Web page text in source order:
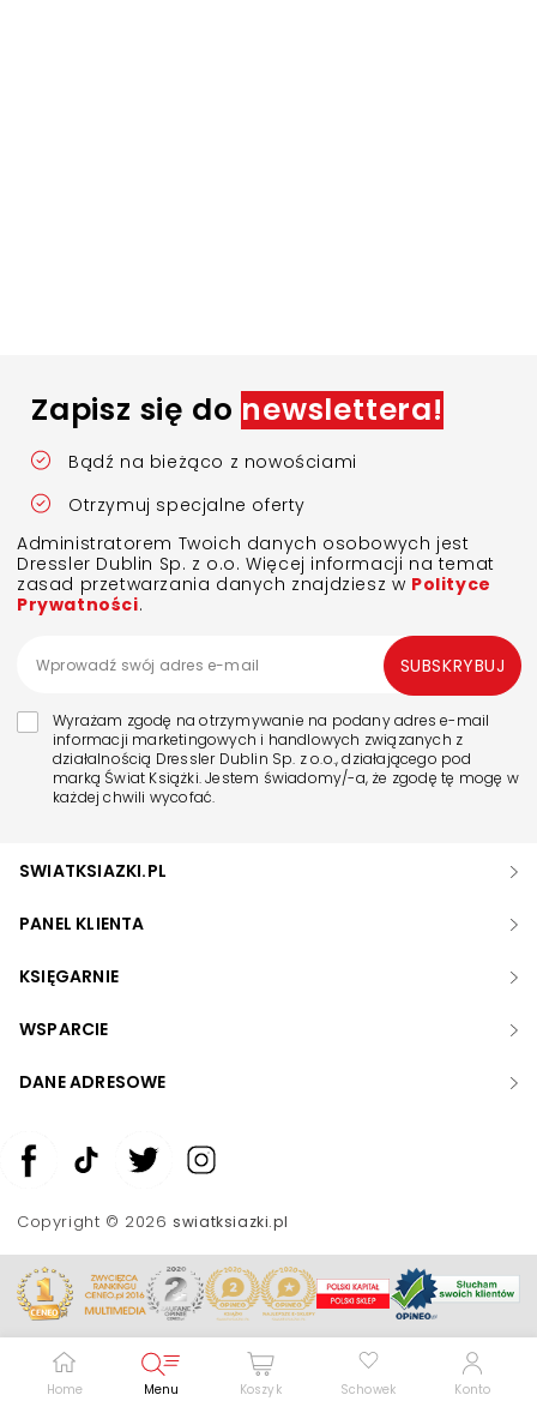
Home Menu Koszyk Schowek Konto
Zapisz się do newslettera!
Bądź na bieżąco z nowościami
Otrzymuj specjalne oferty
Administratorem Twoich danych osobowych jest
Dressler Dublin Sp. z o.o. Więcej informacji na temat
zasad przetwarzania danych znajdziesz w Polityce
Prywatności.
Wyrażam zgodę na otrzymywanie na podany adres e-mail
informacji marketingowych i handlowych związanych z
działalnością Dressler Dublin Sp. z o.o., działającego pod
marką Świat Książki. Jestem świadomy/-a, że zgodę tę mogę w
każdej chwili wycofać.
SUBSKRYBUJ
SWIATKSIAZKI.PL
PANEL KLIENTA
KSIĘGARNIE
WSPARCIE
DANE ADRESOWE
Copyright © 2026swiatksiazki.pl
Zwiększ rozmiar czcionki
Skala szarości
Podkreślenie linków